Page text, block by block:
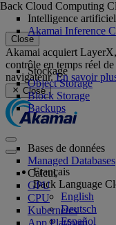
Close
Akamai acquiert
contrôle en temps réel
navigateur.En savoir
Close
Français
Back Language
English
Deutsch
Español
Back Cloud Computing
Intelligence
Akamai Inference
Stockage
Object Storage
Block Storage
Backups
Bases de données
Managed Databases
Calcul
GPU
CPU
Kubernetes
App Platform